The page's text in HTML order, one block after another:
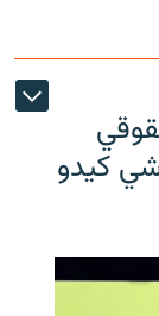
کیدو